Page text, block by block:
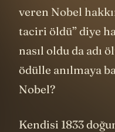
veren Nobel
taciri öldü” diye
nasıl oldu da adı
ödülle anılmaya
Nobel?
Kendisi 1833